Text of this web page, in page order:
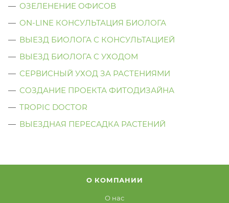
ОЗЕЛЕНЕНИЕ ОФИСОВ
ON-LINE КОНСУЛЬТАЦИЯ БИОЛОГА
ВЫЕЗД БИОЛОГА С КОНСУЛЬТАЦИЕЙ
ВЫЕЗД БИОЛОГА C УХОДОМ
СЕРВИСНЫЙ УХОД ЗА РАСТЕНИЯМИ
СОЗДАНИЕ ПРОЕКТА ФИТОДИЗАЙНА
TROPIC DOCTOR
ВЫЕЗДНАЯ ПЕРЕСАДКА РАСТЕНИЙ
О КОМПАНИИ
О нас